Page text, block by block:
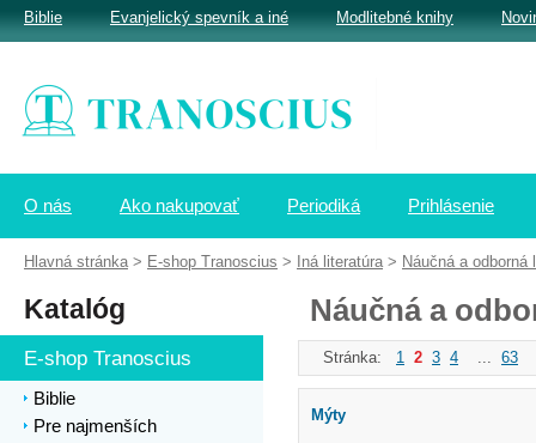
O nás Ako nakupovať Periodiká Prihlásenie
Náučná a
Stránka: 1 2 3 4 63
Mýty
Katalóg
E-shop Tranoscius
Biblie
Pre najmenších
Biblie Evanjelický spevník a iné Modlitebné knihy
Hlavná stránka> E-shop Tranoscius > Iná literatúra> Náučná a odborná